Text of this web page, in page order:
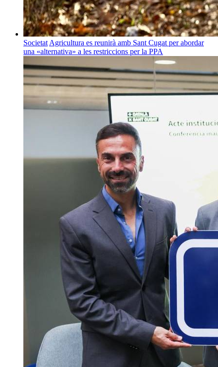
Societat Agricultura es reunirà amb Sant Cugat per abordar
una «alternativa» a les restriccions per la PPA